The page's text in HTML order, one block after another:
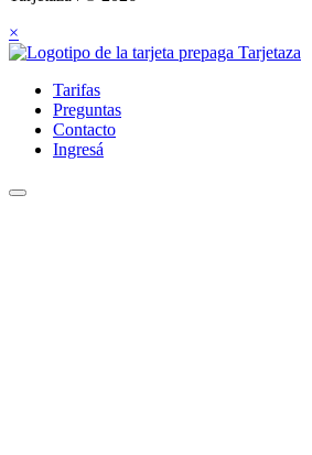
×
Tarifas
Preguntas
Contacto
Ingresá